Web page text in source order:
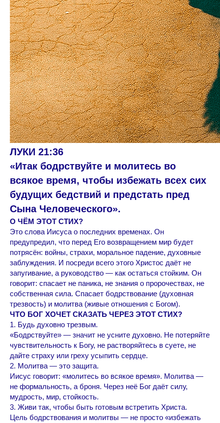
ЛУКИ 21:36
«Итак бодрствуйте и молитесь во
всякое время, чтобы избежать всех сих
будущих бедствий и предстать пред
Сына Человеческого».
О ЧЁМ ЭТОТ СТИХ?
Это слова Иисуса о последних временах. Он
предупредил, что перед Его возвращением мир будет
потрясён: войны, страхи, моральное падение, духовные
заблуждения. И посреди всего этого Христос даёт не
запугивание, а руководство — как остаться стойким. Он
говорит: спасает не паника, не знания о пророчествах, не
собственная сила. Спасает бодрствование (духовная
трезвость) и молитва (живые отношения с Богом).
ЧТО БОГ ХОЧЕТ СКАЗАТЬ ЧЕРЕЗ ЭТОТ СТИХ?
1. Будь духовно трезвым.
«Бодрствуйте» — значит не усните духовно. Не потеряйте
чувствительность к Богу, не растворяйтесь в суете, не
дайте страху или греху усыпить сердце.
2. Молитва — это защита.
Иисус говорит: «молитесь во всякое время». Молитва —
не формальность, а броня. Через неё Бог даёт силу,
мудрость, мир, стойкость.
3. Живи так, чтобы быть готовым встретить Христа.
Цель бодрствования и молитвы — не просто «избежать